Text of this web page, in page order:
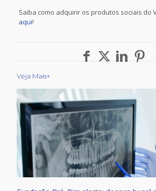
Saiba como adquirir os produtos sociais do
aqui!
Veja Mais+